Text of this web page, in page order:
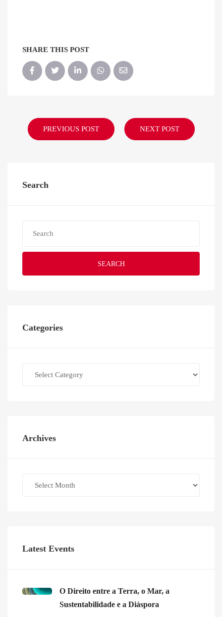
SHARE THIS POST
PREVIOUS POST NEXT POST
Search
SEARCH
Categories
Archives
Latest Events
O Direito entre a Terra, o Mar, a
Sustentabilidade e a Diáspora